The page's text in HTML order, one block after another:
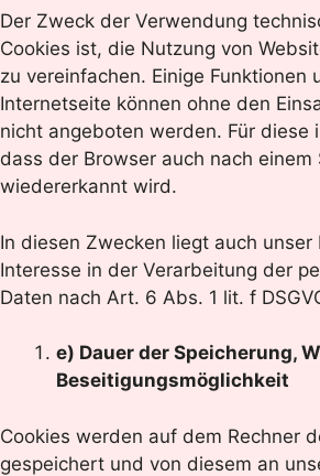
Der Zweck der Verwendung
Cookies ist, die Nutzung von
zu vereinfachen. Einige Funktionen
Internetseite können ohne den
nicht angeboten werden. Für diese
dass der Browser auch nach einem
wiedererkannt wird.
In diesen Zwecken liegt auch unser
Interesse in der Verarbeitung der
Daten nach Art. 6 Abs. 1 lit. f
e) Dauer der Speicherung,
Beseitigungsmöglichkeit
Cookies werden auf dem Rechner
gespeichert und von diesem an